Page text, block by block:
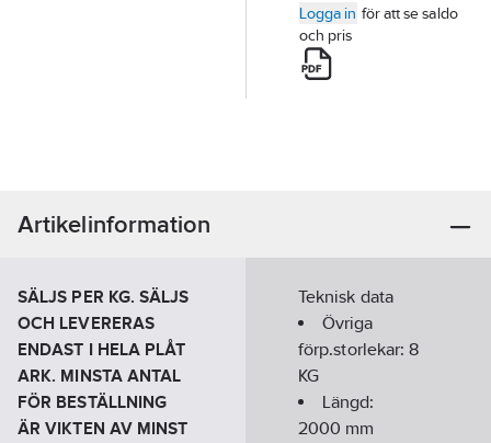
Logga in för att se saldo
och pris
Artikelinformation
SÄLJS PER KG. SÄLJS
OCH LEVERERAS
ENDAST I HELA PLÅT
ARK. MINSTA ANTAL
FÖR BESTÄLLNING
ÄR VIKTEN AV MINST
Teknisk data
Övriga
förp.storlekar:8
KG
Längd:
2000 mm